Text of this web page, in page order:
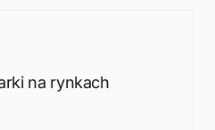
na rynkach